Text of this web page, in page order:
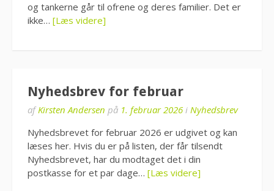
og tankerne går til ofrene og deres familier. Det er
ikke… [Læs videre]
Nyhedsbrev for februar
afKirsten Andersen på 1. februar 2026 i Nyhedsbrev
Nyhedsbrevet for februar 2026 er udgivet og kan
læses her. Hvis du er på listen, der får tilsendt
Nyhedsbrevet, har du modtaget det i din
postkasse for et par dage… [Læs videre]